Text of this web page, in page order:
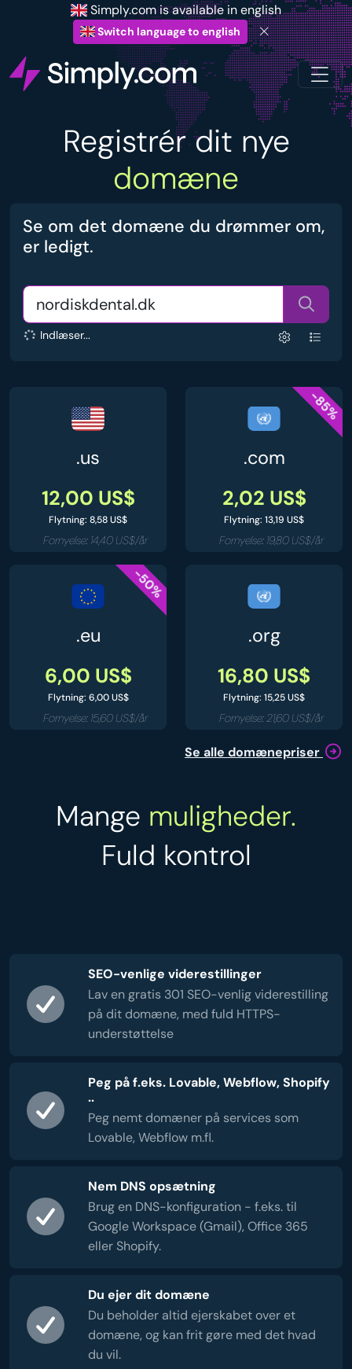
Simply.com is available in english
Switch language to english
Registrér dit nye
domæne
Se om det domæne du drømmer om,
er ledigt.
Indlæser...
.us
12,00 US$
Flytning: 8,58 US$
Fornyelse: 14,40 US$/år
-85%
.com
2,02 US$
Flytning: 13,19 US$
Fornyelse: 19,80 US$/år
-50%
.eu
6,00 US$
Flytning: 6,00 US$
Fornyelse: 15,60 US$/år
.org
16,80 US$
Flytning: 15,25 US$
Fornyelse: 21,60 US$/år
Se alle domænepriser
Mange muligheder.
Fuld kontrol
SEO-venlige viderestillinger
Lav en gratis 301 SEO-venlig viderestilling
på dit domæne, med fuld HTTPS-
understøttelse
Peg på f.eks. Lovable, Webflow, Shopify
..
Peg nemt domæner på services som
Lovable, Webflow m.fl.
Nem DNS opsætning
Brug en DNS-konfiguration - f.eks. til
Google Workspace (Gmail), Office 365
eller Shopify.
Du ejer dit domæne
Du beholder altid ejerskabet over et
domæne, og kan frit gøre med det hvad
du vil.